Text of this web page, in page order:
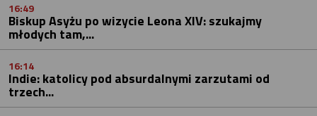
16:49
Biskup Asyżu po wizycie Leona XIV: szukajmy
młodych tam,...
16:14
Indie: katolicy pod absurdalnymi zarzutami od
trzech...